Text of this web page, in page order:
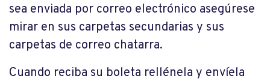
sea enviada por correo electrónico asegúrese
mirar en sus carpetas secundarias y sus
carpetas de correo chatarra.
Cuando reciba su boleta rellénela y envíela